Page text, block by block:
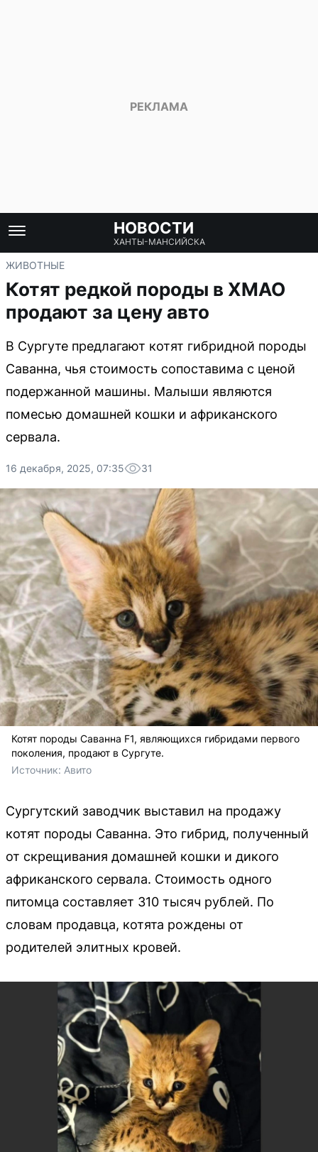
НОВОСТИ
ХАНТЫ-МАНСИЙСКА
ЖИВОТНЫЕ
Котят редкой породы в ХМАО
продают за цену авто
В Сургуте предлагают котят гибридной породы
Саванна, чья стоимость сопоставима с ценой
подержанной машины. Малыши являются
помесью домашней кошки и африканского
сервала.
16 декабря, 2025, 07:35 31
Котят породы Саванна F1, являющихся гибридами первого
поколения, продают в Сургуте.
Источник: Авито
Сургутский заводчик выставил на продажу
котят породы Саванна. Это гибрид, полученный
от скрещивания домашней кошки и дикого
африканского сервала. Стоимость одного
питомца составляет 310 тысяч рублей. По
словам продавца, котята рождены от
родителей элитных кровей.